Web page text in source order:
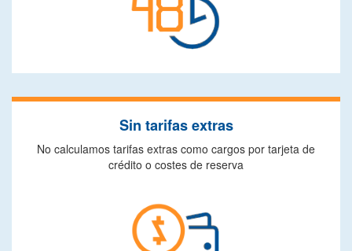
Sin tarifas extras
No calculamos tarifas extras como cargos por tarjeta de
crédito o costes de reserva